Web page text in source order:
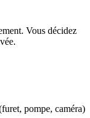
Vous décidez
pompe, caméra)